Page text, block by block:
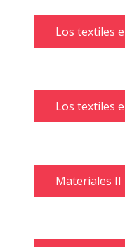
Los textiles
Los textiles
Materiales II